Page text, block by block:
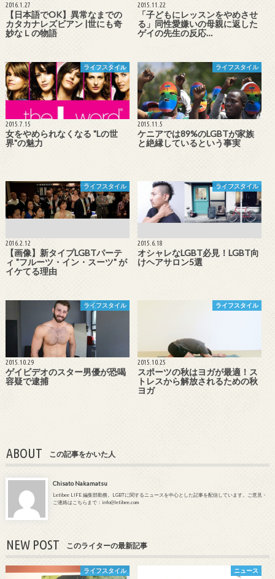
2016.1.27
【日本語でOK】異常なまでの
カタカナレズビアン |世にも奇
妙なＬの物語
2015.11.22
「子どもにレッスンをやめさせ
る」同性愛嫌いの母親に返した
ゲイの先生の反応…
ライフスタイル
2015.7.15
女をやめられなくなる "Lの世
界"の魅力
ライフスタイル
2015.11.5
ケニアでは89%のLGBTが家族
と絶縁しているという事実
ライフスタイル
2016.2.12
【画像】新タイプLGBTパーテ
ィ "フルーツ・イン・スーツ" が
イケてる理由
ライフスタイル
2015.6.18
オシャレなLGBT必見！LGBT向
けヘアサロン5選
ライフスタイル
2015.10.29
ゲイビデオのスター男優が恐喝
容疑で逮捕
ライフスタイル
2015.10.25
スポーツの秋はヨガが最適！ス
トレスから解放されるための秋
ヨガ
ABOUT この記事をかいた人
Chisato Nakamatsu
Letibee LIFE 編集部勤務。LGBTに関するニュースを中心とした記事を配信しています。ご意見・
ご連絡はこちらまで：info@letibee.com
NEW POST このライターの最新記事
ライフスタイル ニュース